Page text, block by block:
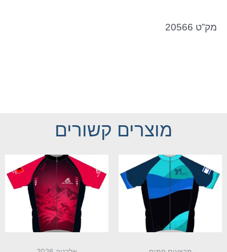
מק”ט 20566
מוצרים קשורים